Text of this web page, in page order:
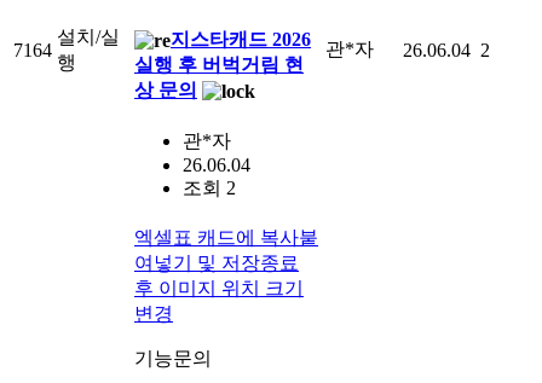
7164
설치/실
행
지스타캐드 2026
실행 후 버벅거림 현
상 문의
관*자
26.06.04
조회 2
관*자 26.06.04 2
엑셀표 캐드에 복사붙
여넣기 및 저장종료
후 이미지 위치 크기
변경
기능문의